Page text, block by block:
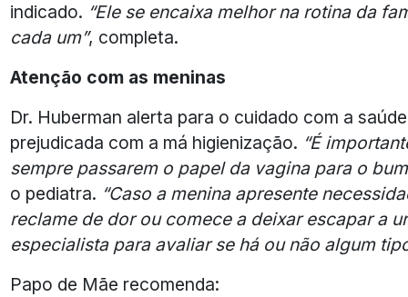
indicado. “Ele se encaixa melhor na rotina da
cada um”, completa.
Atenção com as meninas
Dr. Huberman alerta para o cuidado com a
prejudicada com a má higienização. “É
sempre passarem o papel da vagina para o
o pediatra. “Caso a menina apresente
reclame de dor ou comece a deixar escapar a
especialista para avaliar se há ou não algum
Papo de Mãe recomenda: